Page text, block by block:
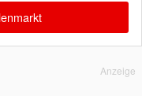
Anzeige